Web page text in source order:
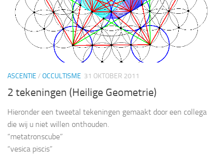
ASCENTIE / OCCULTISME 31 OKTOBER 2011
2 tekeningen (Heilige Geometrie)
Hieronder een tweetal tekeningen gemaakt door een collega
die wij u niet willen onthouden.
“metatronscube”
“vesica piscis”